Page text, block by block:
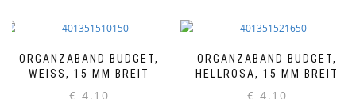
ORGANZABAND BUDGET,
WEISS, 15 MM BREIT
€ 4,10
ORGANZABAND BUDGET,
HELLROSA, 15 MM BREIT
€ 4,10